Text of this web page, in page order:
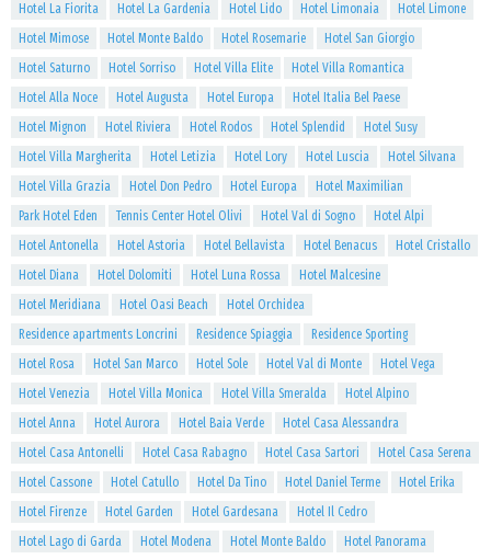
Hotel La Fiorita
Hotel La Gardenia Hotel Lido Hotel Limonaia
Hotel Limone
Hotel Mimose
Hotel Monte Baldo Hotel Rosemarie
Hotel San Giorgio
Hotel Saturno
Hotel Sorriso Hotel Villa Elite
Hotel Villa Romantica
Hotel Alla Noce
Hotel Augusta Hotel Europa
Hotel Italia Bel Paese
Hotel Mignon
Hotel Riviera Hotel Rodos Hotel Splendid
Hotel Susy
Hotel Villa Margherita
Hotel Letizia Hotel Lory Hotel Luscia
Hotel Silvana
Hotel Villa Grazia
Hotel Don Pedro Hotel Europa
Hotel Maximilian
Park Hotel Eden
Tennis Center Hotel Olivi Hotel Val di Sogno
Hotel Alpi
Hotel Antonella
Hotel Astoria Hotel Bellavista Hotel Benacus
Hotel Cristallo
Hotel Diana
Hotel Dolomiti Hotel Luna Rossa
Hotel Malcesine
Hotel Meridiana
Hotel Oasi Beach
Hotel Orchidea
Residence apartments Loncrini
Residence Spiaggia
Residence Sporting
Hotel Rosa
Hotel San Marco Hotel Sole Hotel Val di Monte
Hotel Vega
Hotel Venezia
Hotel Villa Monica Hotel Villa Smeralda
Hotel Alpino
Hotel Anna
Hotel Aurora Hotel Baia Verde
Hotel Casa Alessandra
Hotel Casa Antonelli
Hotel Casa Rabagno Hotel Casa Sartori
Hotel Casa Serena
Hotel Cassone
Hotel Catullo Hotel Da Tino Hotel Daniel Terme
Hotel Erika
Hotel Firenze
Hotel Garden Hotel Gardesana
Hotel Il Cedro
Hotel Lago di Garda
Hotel Modena Hotel Monte Baldo
Hotel Panorama